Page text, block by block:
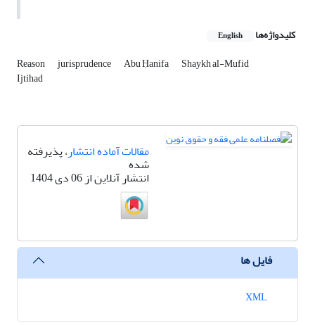
کلیدواژه‌ها English
Reason jurisprudence Abu Ḥanifa Shaykh al-Mufid
Ijtihad
مقالات آماده انتشار، پذیرفته
شده
انتشار آنلاین از 06 دی 1404
فایل ها